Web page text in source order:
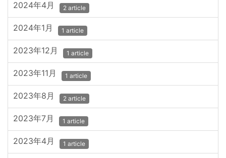
2024年4月 2 article
2024年1月 1 article
2023年12月 1 article
2023年11月 1 article
2023年8月 2 article
2023年7月 1 article
2023年4月 1 article